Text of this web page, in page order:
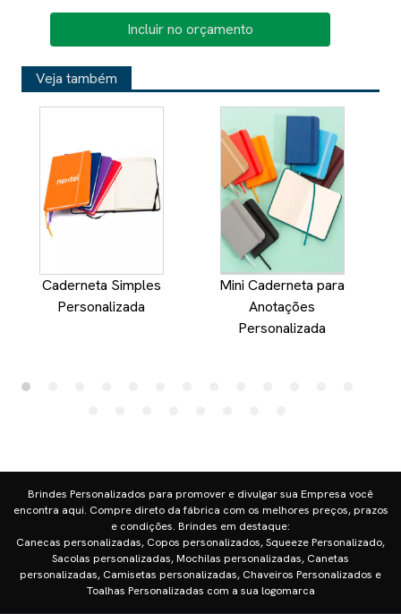
Incluir no orçamento
Veja também
Caderneta Simples
Personalizada
Mini Caderneta para
Anotações
Personalizada
Brindes Personalizados para promover e divulgar sua Empresa você
encontra aqui. Compre direto da fábrica com os melhores preços, prazos
e condições. Brindes em destaque:
Canecas personalizadas, Copos personalizados, Squeeze Personalizado,
Sacolas personalizadas, Mochilas personalizadas, Canetas
personalizadas, Camisetas personalizadas, Chaveiros Personalizados e
Toalhas Personalizadas com a sua logomarca